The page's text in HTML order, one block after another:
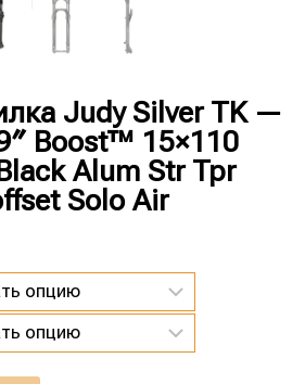
Judy Silver TK —
Boost™ 15×110
Alum Str Tpr
Solo Air